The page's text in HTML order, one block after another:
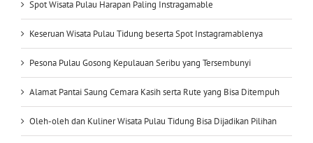
Spot Wisata Pulau Harapan Paling Instragamable
Keseruan Wisata Pulau Tidung beserta Spot Instagramablenya
Pesona Pulau Gosong Kepulauan Seribu yang Tersembunyi
Alamat Pantai Saung Cemara Kasih serta Rute yang Bisa Ditempuh
Oleh-oleh dan Kuliner Wisata Pulau Tidung Bisa Dijadikan Pilihan